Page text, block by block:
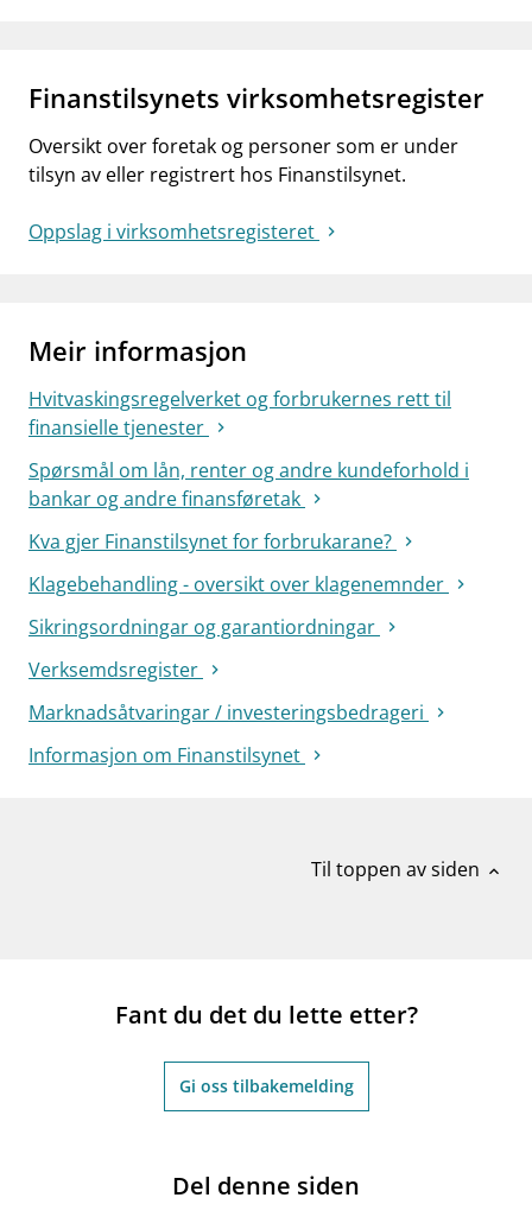
Finanstilsynets virksomhetsregister
Oversikt over foretak og personer som er under
tilsyn av eller registrert hos Finanstilsynet.
Oppslag i virksomhetsregisteret
Meir informasjon
Hvitvaskingsregelverket og forbrukernes rett til
finansielle tjenester
Spørsmål om lån, renter og andre kundeforhold i
bankar og andre finansføretak
Kva gjer Finanstilsynet for forbrukarane?
Klagebehandling - oversikt over klagenemnder
Sikringsordningar og garantiordningar
Verksemdsregister
Marknadsåtvaringar / investeringsbedrageri
Informasjon om Finanstilsynet
Til toppen av siden expand_less
Fant du det du lette etter?
Gi oss tilbakemelding
Del denne siden